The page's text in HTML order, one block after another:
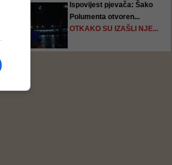
Ispovijest pjevača: Šako
Polumenta otvoren...
OTKAKO SU IZAŠLI NJE...